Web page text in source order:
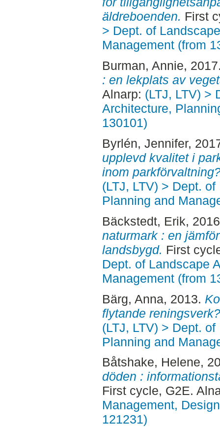
äldreboenden. First
> Dept. of
Management (from
Burman, Annie,
: en lekplats av
Alnarp: (LTJ, LTV) >
Architecture,
130101)
Byrlén, Jennifer,
upplevd kvalitet i
inom
(LTJ, LTV) > Dept.
Planning and
Bäckstedt, Erik,
naturmark : en
landsbygd. First
Dept. of Landscape
Management (from
Bärg, Anna, 2013.
flytande
(LTJ, LTV) > Dept.
Planning and
Båtshake, Helene,
döden :
First cycle, G2E.
Management,
121231)